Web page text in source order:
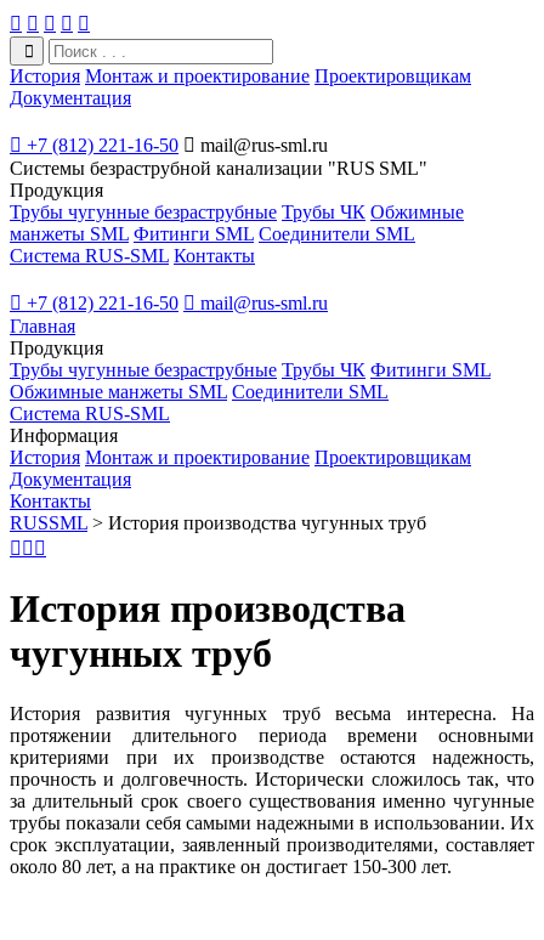
    
История Монтаж и проектирование Проектировщикам
Документация
 +7 (812) 221-16-50  mail@rus-sml.ru
Системы безраструбной канализации "RUS SML"
Продукция
Трубы чугунные безраструбные Трубы ЧК Обжимные
манжеты SML Фитинги SML Соединители SML
Система RUS-SML Контакты
 +7 (812) 221-16-50  mail@rus-sml.ru
Главная
Продукция
Трубы чугунные безраструбные Трубы ЧК Фитинги SML
Обжимные манжеты SML Соединители SML
Система RUS-SML
Информация
История Монтаж и проектирование Проектировщикам
Документация
Контакты
RUSSML > История производства чугунных труб
  
История производства
чугунных труб
История развития чугунных труб весьма интересна. На
протяжении длительного периода времени основными
критериями при их производстве остаются надежность,
прочность и долговечность. Исторически сложилось так, что
за длительный срок своего существования именно чугунные
трубы показали себя самыми надежными в использовании. Их
срок эксплуатации, заявленный производителями, составляет
около 80 лет, а на практике он достигает 150-300 лет.